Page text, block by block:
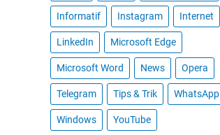
Informatif Instagram Internet
LinkedIn Microsoft Edge
Microsoft Word News Opera
Telegram Tips & Trik WhatsApp
Windows YouTube